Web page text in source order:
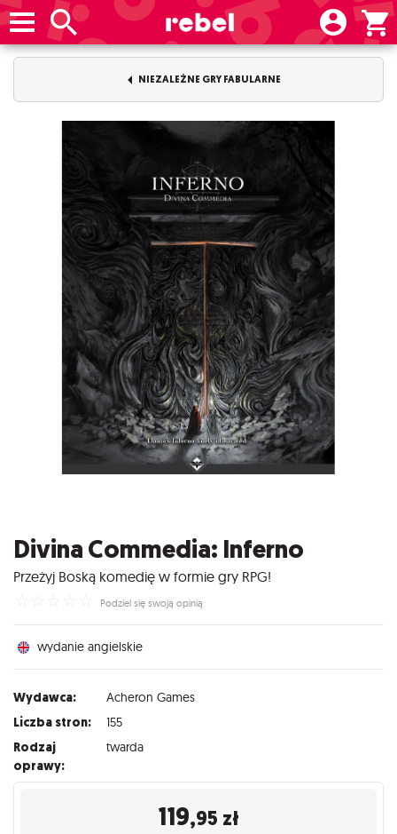
NIEZALEŻNE GRY FABULARNE
Divina Commedia: Inferno
Przeżyj Boską komedię w formie gry RPG!
Podziel się swoją opinią
wydanie angielskie
Wydawca: Acheron Games
Liczba stron: 155
Rodzaj
oprawy:
twarda
119,95 zł